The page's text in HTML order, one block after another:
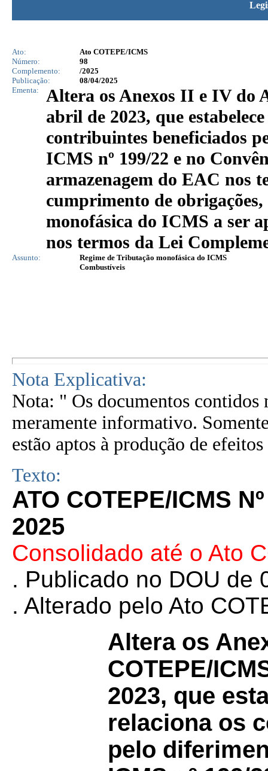
Ato:
Ato COTEPE/ICMS
Número:
98
Complemento:
/2025
Publicação:
08/04/2025
Ementa:
Altera os Anexos II e IV do
abril de 2023, que
contribuintes beneficiados
ICMS nº 199/22 e no
armazenagem do EAC nos
cumprimento de
monofásica do ICMS a ser
nos termos da Lei
Assunto:
Regime de Tributação monofásica do ICMS
Combustíveis
Nota Explicativa:
Nota: " Os documentos contidos
meramente informativo.
estão aptos à produção de
Texto:
ATO COTEPE/ICMS
2025
Consolidado até o Ato
. Publicado no DOU de
. Alterado pelo Ato
Altera os
COTEPE/
2023, que
relaciona os
pelo